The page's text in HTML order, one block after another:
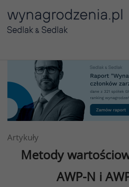
Artykuły
Metody
AWP-N i